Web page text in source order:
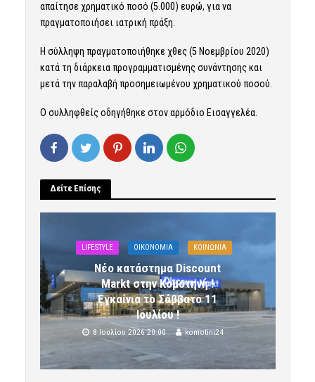
απαίτησε χρηματικό ποσό (5.000) ευρώ, για να
πραγματοποιήσει ιατρική πράξη.
Η σύλληψη πραγματοποιήθηκε χθες (5 Νοεμβρίου 2020)
κατά τη διάρκεια προγραμματισμένης συνάντησης και
μετά την παραλαβή προσημειωμένου χρηματικού ποσού.
Ο συλληφθείς οδηγήθηκε στον αρμόδιο Εισαγγελέα.
Δείτε Επίσης
LIFESTYLE OIKONOMIA ΚΟΙΝΩΝΙΑ
Νέο κατάστημα Discount
Markt στην Κομοτηνή !
Εγκαίνια το Σάββατο 11
Ιουλίου !
8 Ιουλίου 2026 20:00 komotini24